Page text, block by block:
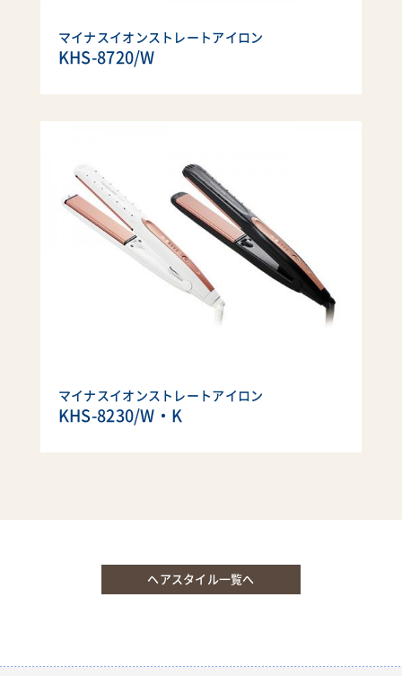
マイナスイオンストレートアイロン
KHS-8720/W
マイナスイオンストレートアイロン
KHS-8230/W・K
ヘアスタイル一覧へ